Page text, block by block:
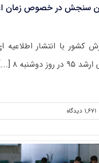
سنجش در خصوص زمان
با انتشار اطلاعیه
۸ [...]
۱,۶۷۱ دیدگاه
on
انتشار
سازمان
سنجش
در